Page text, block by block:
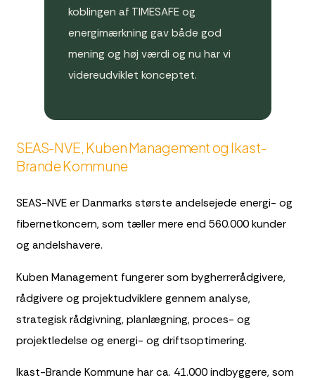
koblingen af TIMESAFE og
energimærkning gav både god
mening og høj værdi og nu har vi
videreudviklet konceptet.
SEAS-NVE, Kuben Management og Ikast-
Brande Kommune
SEAS-NVE er Danmarks største andelsejede energi- og
fibernetkoncern, som tæller mere end 560.000 kunder
og andelshavere.
Kuben Management fungerer som bygherrerådgivere,
rådgivere og projektudviklere gennem analyse,
strategisk rådgivning, planlægning, proces- og
projektledelse og energi- og driftsoptimering.
Ikast-Brande Kommune har ca. 41.000 indbyggere, som